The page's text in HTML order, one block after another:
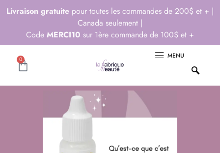
Livraison gratuite pour toutes les commandes de 200$ et + |
Canada seulement |
Code MERCI10 sur 1ère commande de 100$ et +
0 MENU